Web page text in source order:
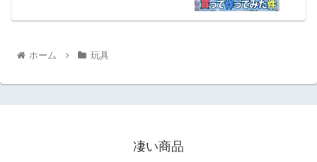
ホーム 玩具
凄い商品